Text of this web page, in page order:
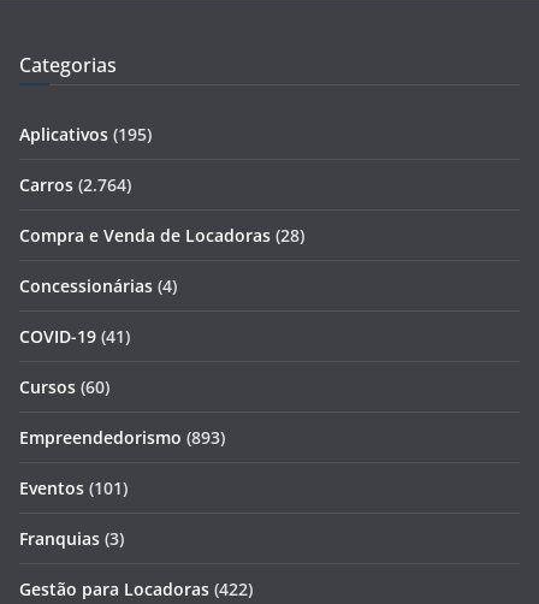
Categorias
Aplicativos (195)
Carros (2.764)
Compra e Venda de Locadoras (28)
Concessionárias (4)
COVID-19 (41)
Cursos (60)
Empreendedorismo (893)
Eventos (101)
Franquias (3)
Gestão para Locadoras (422)